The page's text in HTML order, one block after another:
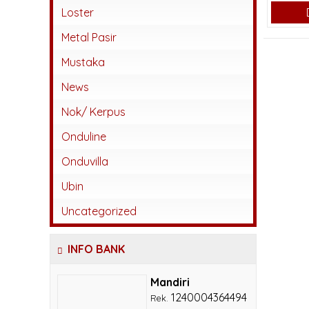
Abadi
Beton
Jatiwangi
Kaca
Karangpilang
Keramik
Loster
Metal Pasir
Mustaka
News
Nok/ Kerpus
Onduline
Onduvilla
Ubin
Uncategorized
INFO BANK
Mandiri
Rek. 1240004364494